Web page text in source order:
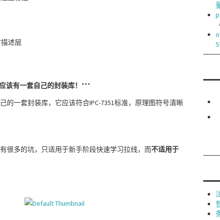
述层
该有一套自己的封装库！ ***
的一套封装库，它应该符合IPC-7351标准，原理图符号清晰
很多的坑，只适用于新手阶段快速学习拉线，而不适用于